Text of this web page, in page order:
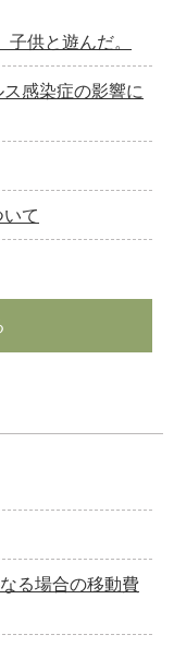
供と遊んだ。
感染症の影響に
て
る場合の移動費